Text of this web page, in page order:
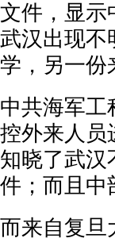
文件，显示
武汉出现不
学，另一份
中共海军工
控外来人员
知晓了武汉
件；而且中
而来自复旦